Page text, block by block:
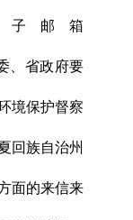
子邮箱
、省政府要
境保护督察
回族自治州
面的来信来